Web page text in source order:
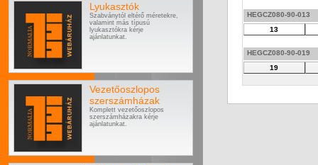
Lyukasztók
Szabványtól eltérő méretekre,
valamint más típusú
lyukasztókra kérje
ajánlatunkat.
Vezetőoszlopos
szerszámházak
Komplett vezetőoszlopos
szerszámházakra kérje
ajánlatunkat.
HEGCZ080-90-013
13
HEGCZ080-90-019
19